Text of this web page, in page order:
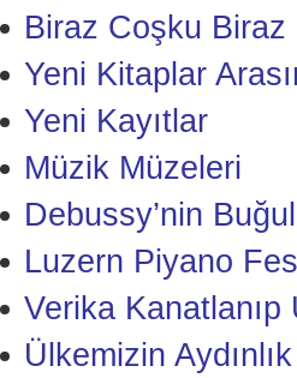
Biraz Coşku Biraz
Yeni Kitaplar
Yeni Kayıtlar
Müzik Müzeleri
Debussy’nin
Luzern Piyano
Verika Kanatlanıp
Ülkemizin